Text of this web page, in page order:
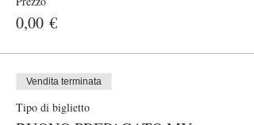
0,00 €
Vendita terminata
Tipo di biglietto